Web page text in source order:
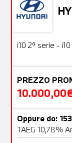
Usato
i10 2ª serie -
PREZZO
Oppure da:
TAEG 10,78%